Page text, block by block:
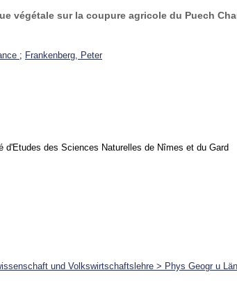
végétale sur la coupure agricole du Puech
; Frankenberg, Peter
d'Etudes des Sciences Naturelles de Nîmes et du Gard
und Volkswirtschaftslehre > Phys Geogr u